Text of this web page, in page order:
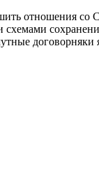
отношения со
договорняки